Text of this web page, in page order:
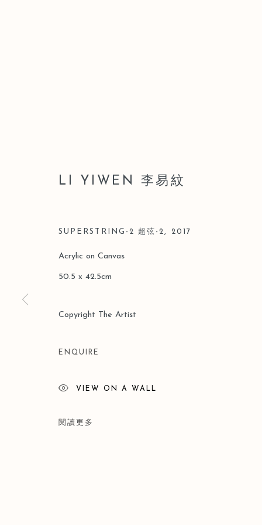
Manage cookies
版權 2026 LEO GALLERY
LI YIWEN 李易紋
SUPERSTRING-2 超弦-2 2017
Acrylic on Canvas
50.5 x 42.5cm
Copyright The Artist
ENQUIRE
VIEW ON A WALL
閱讀更多